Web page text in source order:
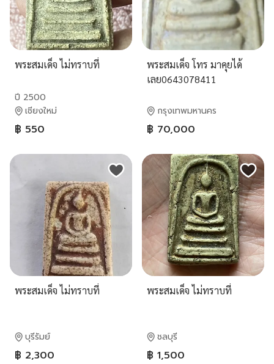
พระสมเด็จ ไม่ทราบที่
ปี 2500
เชียงใหม่
฿ 550
พระสมเด็จ โทร มาคุยได้
เลย0643078411
กรุงเทพมหานคร
฿ 70,000
พระสมเด็จ ไม่ทราบที่
บุรีรัมย์
฿ 2,300
พระสมเด็จ ไม่ทราบที่
ชลบุรี
฿ 1,500